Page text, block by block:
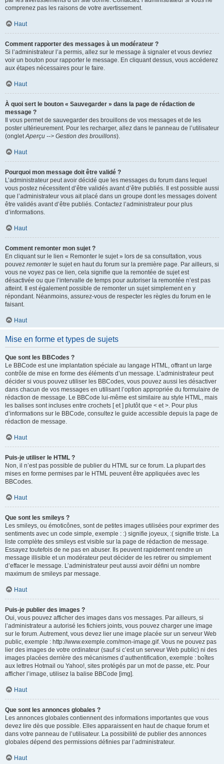
comprenez pas les raisons de votre avertissement.
Haut
Comment rapporter des messages à un modérateur ?
Si l’administrateur l’a permis, allez sur le message à signaler et vous devriez
voir un bouton pour rapporter le message. En cliquant dessus, vous accéderez
aux étapes nécessaires pour le faire.
Haut
À quoi sert le bouton « Sauvegarder » dans la page de rédaction de
message ?
Il vous permet de sauvegarder des brouillons de vos messages et de les
poster ultérieurement. Pour les recharger, allez dans le panneau de l’utilisateur
(ongletAperçu --> Gestion des brouillons).
Haut
Pourquoi mon message doit être validé ?
L’administrateur peut avoir décidé que les messages du forum dans lequel
vous postez nécessitent d’être validés avant d’être publiés. Il est possible aussi
que l’administrateur vous ait placé dans un groupe dont les messages doivent
être validés avant d’être publiés. Contactez l’administrateur pour plus
d’informations.
Haut
Comment remonter mon sujet ?
En cliquant sur le lien « Remonter le sujet » lors de sa consultation, vous
pouvez remonterle sujet en haut du forum sur la première page. Par ailleurs, si
vous ne voyez pas ce lien, cela signifie que la remontée de sujet est
désactivée ou que l’intervalle de temps pour autoriser la remontée n’est pas
atteint. Il est également possible de remonter un sujet simplement en y
répondant. Néanmoins, assurez-vous de respecter les règles du forum en le
faisant.
Haut
Mise en forme et types de sujets
Que sont les BBCodes ?
Le BBCode est une implantation spéciale au langage HTML, offrant un large
contrôle de mise en forme des éléments d’un message. L’administrateur peut
décider si vous pouvez utiliser les BBCodes, vous pouvez aussi les désactiver
dans chacun de vos messages en utilisant l’option appropriée du formulaire de
rédaction de message. Le BBCode lui-même est similaire au style HTML, mais
les balises sont incluses entre crochets [ et ] plutôt que < et >. Pour plus
d’informations sur le BBCode, consultez le guide accessible depuis la page de
rédaction de message.
Haut
Puis-je utiliser le HTML ?
Non, il n’est pas possible de publier du HTML sur ce forum. La plupart des
mises en forme permises par le HTML peuvent être appliquées avec les
BBCodes.
Haut
Que sont les smileys ?
Les smileys, ou émoticônes, sont de petites images utilisées pour exprimer des
sentiments avec un code simple, exemple : :) signifie joyeux, :( signifie triste. La
liste complète des smileys est visible sur la page de rédaction de message.
Essayez toutefois de ne pas en abuser. Ils peuvent rapidement rendre un
message illisible et un modérateur peut décider de les retirer ou simplement
d’effacer le message. L’administrateur peut aussi avoir défini un nombre
maximum de smileys par message.
Haut
Puis-je publier des images ?
Oui, vous pouvez afficher des images dans vos messages. Par ailleurs, si
l’administrateur a autorisé les fichiers joints, vous pouvez charger une image
sur le forum. Autrement, vous devez lier une image placée sur un serveur Web
public, exemple : http://www.exemple.com/mon-image.gif. Vous ne pouvez pas
lier des images de votre ordinateur (sauf si c’est un serveur Web public) ni des
images placées derrière des mécanismes d’authentification, exemple : boîtes
aux lettres Hotmail ou Yahoo!, sites protégés par un mot de passe, etc. Pour
afficher l’image, utilisez la balise BBCode [img].
Haut
Que sont les annonces globales ?
Les annonces globales contiennent des informations importantes que vous
devez lire dès que possible. Elles apparaissent en haut de chaque forum et
dans votre panneau de l’utilisateur. La possibilité de publier des annonces
globales dépend des permissions définies par l’administrateur.
Haut